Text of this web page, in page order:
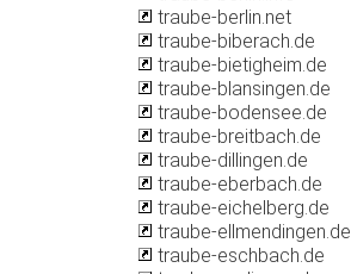
traube-berlin.net
traube-biberach.de
traube-bietigheim.de
traube-blansingen.de
traube-bodensee.de
traube-breitbach.de
traube-dillingen.de
traube-eberbach.de
traube-eichelberg.de
traube-ellmendingen.de
traube-eschbach.de